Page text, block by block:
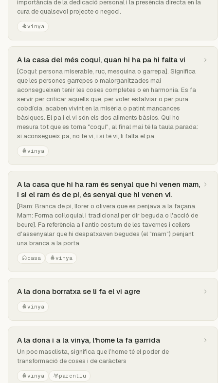
importància de la dedicació personal i la presència directa en la
cura de qualsevol projecte o negoci.
vinya
A la casa del més coquí, quan hi ha pa hi falta vi
[Coquí: persona miserable, ruc, mesquina o garrepa]. Significa
que les persones garrepes o malorganitzades mai
aconsegueixen tenir les coses completes o en harmonia. Es fa
servir per criticar aquells que, per voler estalviar o per pura
cobdícia, acaben vivint en la misèria o patint mancances
bàsiques. El pa i el vi són els dos aliments bàsics. Qui ho
mesura tot que es torna "coquí", al final mai té la taula parada:
si aconsegueix pa, no té vi, i si té vi, li falta el pa.
vinya
A la casa que hi ha ram és senyal que hi venen mam,
i si el ram és de pi, és senyal que hi venen vi.
[Ram: Branca de pi, llorer o olivera que es penjava a la façana.
Mam: Forma col·loquial i tradicional per dir beguda o l'acció de
beure]. Fa referència a l'antic costum de les tavernes i cellers
d'assenyalar que hi despatxaven begudes (el "mam") penjant
una branca a la porta.
casa vinya
A la dona borratxa se li fa el vi agre
vinya
A la dona i a la vinya, l'home la fa garrida
Un poc masclista, significa que l’home té el poder de
transformació de coses i de caràcters
vinya parentiu